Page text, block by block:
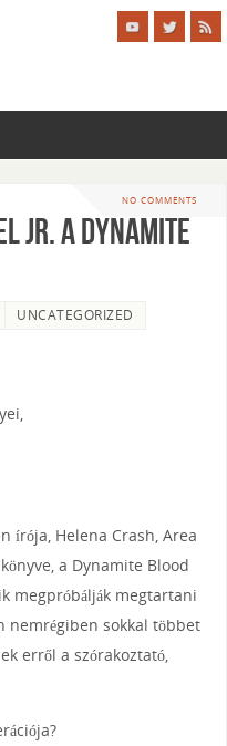
NO COMMENTS
Jr. A Dynamite
UNCATEGORIZED
írója, Helena Crash, Area
a Dynamite Blood
megpróbálják megtartani
nemrégiben sokkal többet
erről a szórakoztató,